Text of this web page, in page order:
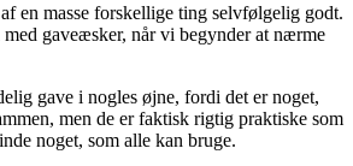
en masse forskellige ting selvfølgelig godt.
gaveæsker, når vi begynder at nærme
gave i nogles øjne, fordi det er noget,
men de er faktisk rigtig praktiske som
noget, som alle kan bruge.